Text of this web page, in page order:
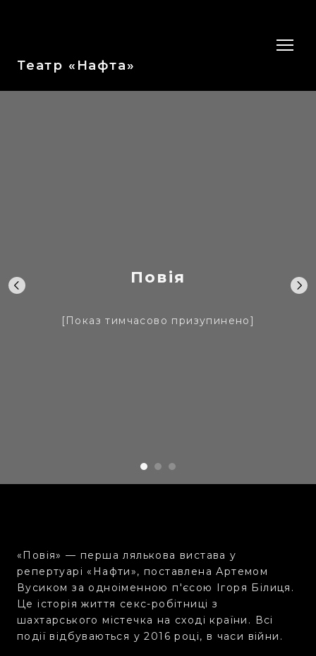
Театр «Нафта»
Повія
[Показ тимчасово призупинено]
«Повія» — перша лялькова вистава у
репертуарі «Нафти», поставлена Артемом
Вусиком за одноіменною п'єсою Ігоря Білиця.
Це історія життя секс-робітниці з
шахтарського містечка на сході країни. Всі
події відбуваються у 2016 році, в часи війни.